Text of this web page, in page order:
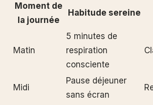
Moment de
la journée
Habitude sereine
Matin
5 minutes de
respiration
consciente
Midi
Pause déjeuner
sans écran